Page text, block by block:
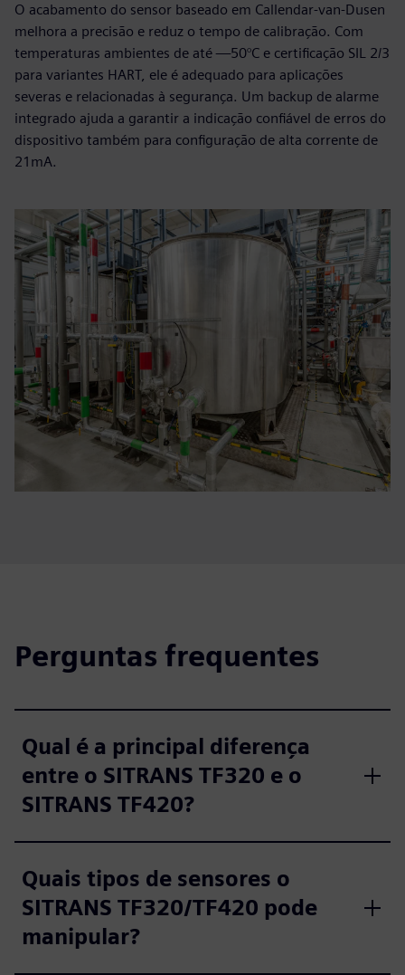
O acabamento do sensor baseado em Callendar-van-Dusen
melhora a precisão e reduz o tempo de calibração. Com
temperaturas ambientes de até —50°C e certificação SIL 2/3
para variantes HART, ele é adequado para aplicações
severas e relacionadas à segurança. Um backup de alarme
integrado ajuda a garantir a indicação confiável de erros do
dispositivo também para configuração de alta corrente de
21mA.
Perguntas frequentes
Qual é a principal diferença
entre o SITRANS TF320 e o
SITRANS TF420?
Quais tipos de sensores o
SITRANS TF320/TF420 pode
manipular?